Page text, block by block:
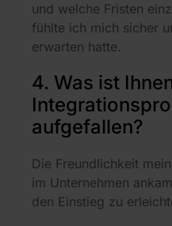
und welche Fristen
fühlte ich mich sicher
erwarten hatte.
4. Was ist
aufgefallen?
Die Freundlichkeit
im Unternehmen
den Einstieg zu